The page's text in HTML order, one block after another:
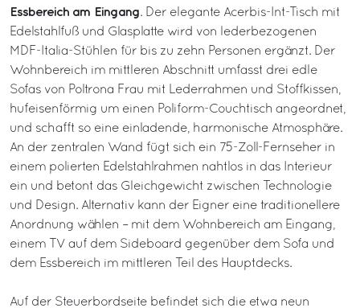
Essbereich am Eingang. Der elegante Acerbis-Int-Tisch mit
Edelstahlfuß und Glasplatte wird von lederbezogenen
MDF-Italia-Stühlen für bis zu zehn Personen ergänzt. Der
Wohnbereich im mittleren Abschnitt umfasst drei edle
Sofas von Poltrona Frau mit Lederrahmen und Stoffkissen,
hufeisenförmig um einen Poliform-Couchtisch angeordnet,
und schafft so eine einladende, harmonische Atmosphäre.
An der zentralen Wand fügt sich ein 75-Zoll-Fernseher in
einem polierten Edelstahlrahmen nahtlos in das Interieur
ein und betont das Gleichgewicht zwischen Technologie
und Design. Alternativ kann der Eigner eine traditionellere
Anordnung wählen – mit dem Wohnbereich am Eingang,
einem TV auf dem Sideboard gegenüber dem Sofa und
dem Essbereich im mittleren Teil des Hauptdecks.
Auf der Steuerbordseite befindet sich die etwa neun